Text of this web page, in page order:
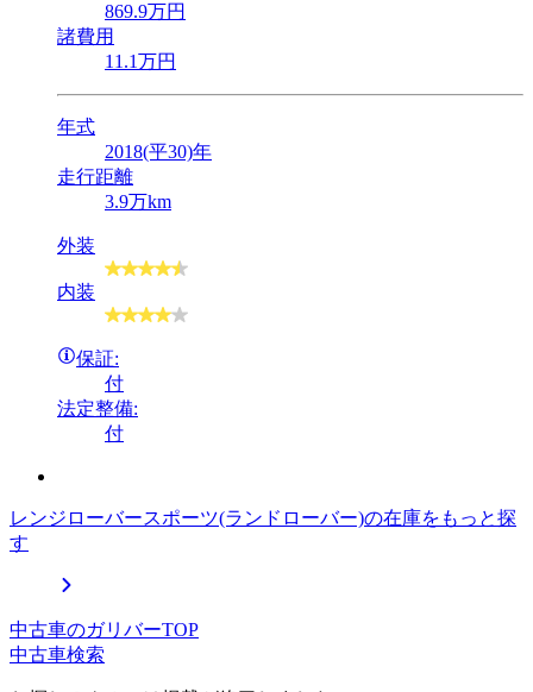
869.9万円
諸費用
11.1万円
年式
2018(平30)年
走行距離
3.9万km
外装
内装
保証:
付
法定整備:
付
レンジローバースポーツ(ランドローバー)の在庫をもっと探
す
中古車のガリバーTOP
中古車検索